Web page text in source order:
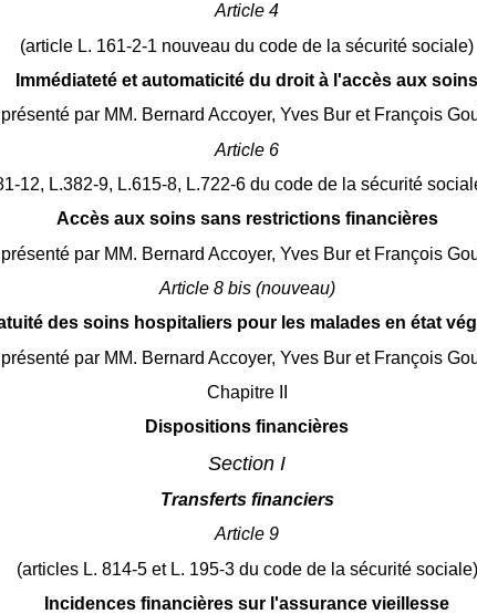
Article 4
(article L. 161-2-1 nouveau du code de la sécurité sociale)
Immédiateté et automaticité du droit à l'accès aux soins
par MM. Bernard Accoyer, Yves Bur et François
Article 6
12, L.382-9, L.615-8, L.722-6 du code de la sécurité
Accès aux soins sans restrictions financières
par MM. Bernard Accoyer, Yves Bur et François
Article 8 bis (nouveau)
des soins hospitaliers pour les malades en état
par MM. Bernard Accoyer, Yves Bur et François
Chapitre II
Dispositions financières
Section I
Transferts financiers
Article 9
(articles L. 814-5 et L. 195-3 du code de la sécurité sociale)
Incidences financières sur l'assurance vieillesse